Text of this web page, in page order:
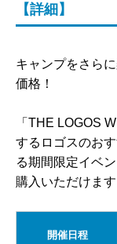
【詳細】
キャンプをさらに
価格！
「THE LOGOS
するロゴスのお
る期間限定イベン
購入いただけます
開催日程